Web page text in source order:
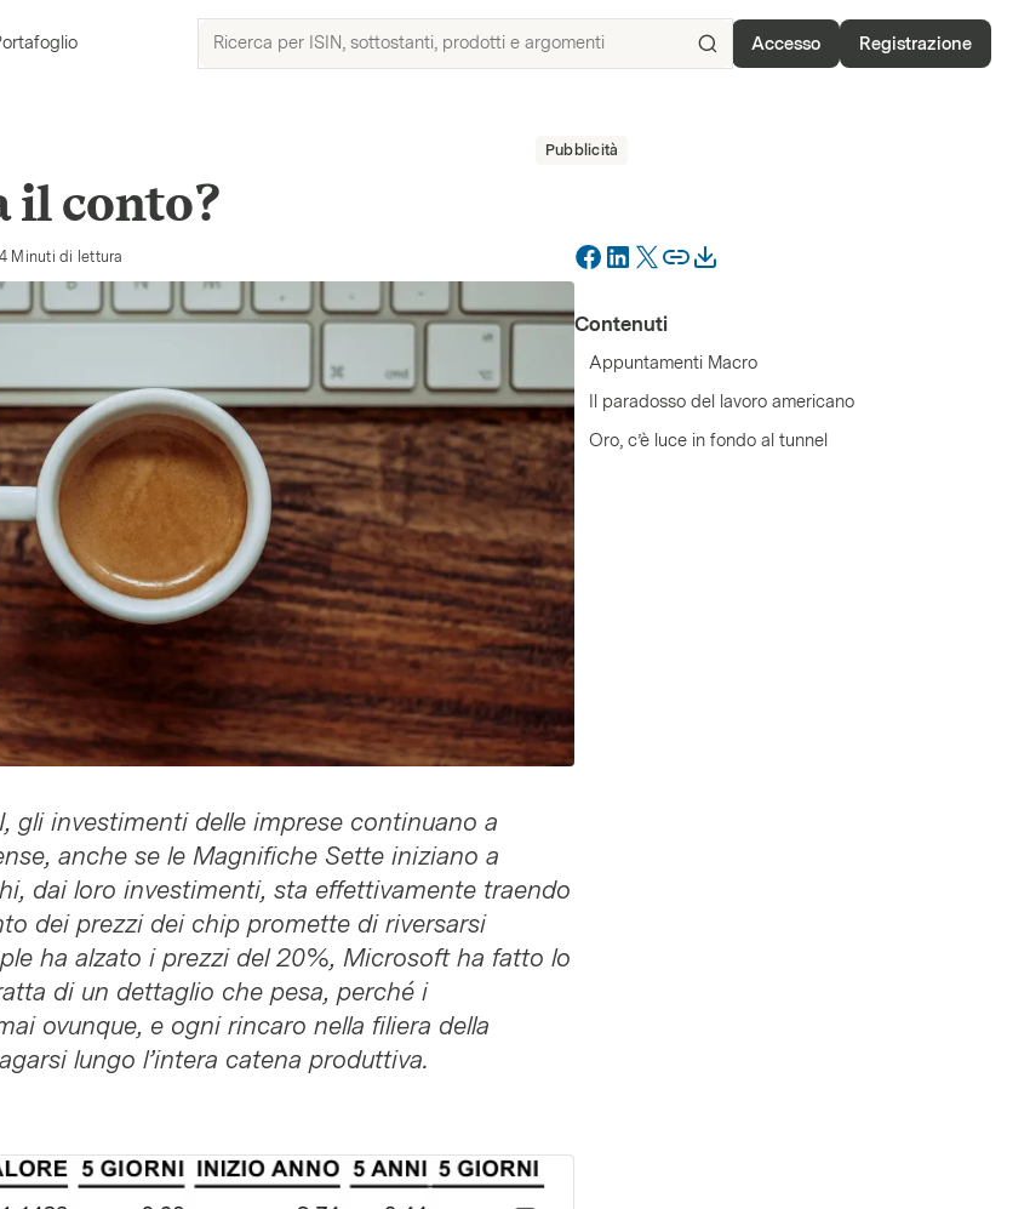
Ricerca
e
argomenti
Ricerca
Accesso Registrazione
Pubblicità
il conto?
4 Minuti di lettura
Contenuti
Appuntamenti Macro
Il paradosso del lavoro americano
Oro, c’è luce in fondo al tunnel
gli investimenti delle imprese continuano a
anche se le Magnifiche Sette iniziano a
dai loro investimenti, sta effettivamente traendo
dei prezzi dei chip promette di riversarsi
ha alzato i prezzi del 20%, Microsoft ha fatto lo
di un dettaglio che pesa, perché i
ovunque, e ogni rincaro nella filiera della
lungo l’intera catena produttiva.